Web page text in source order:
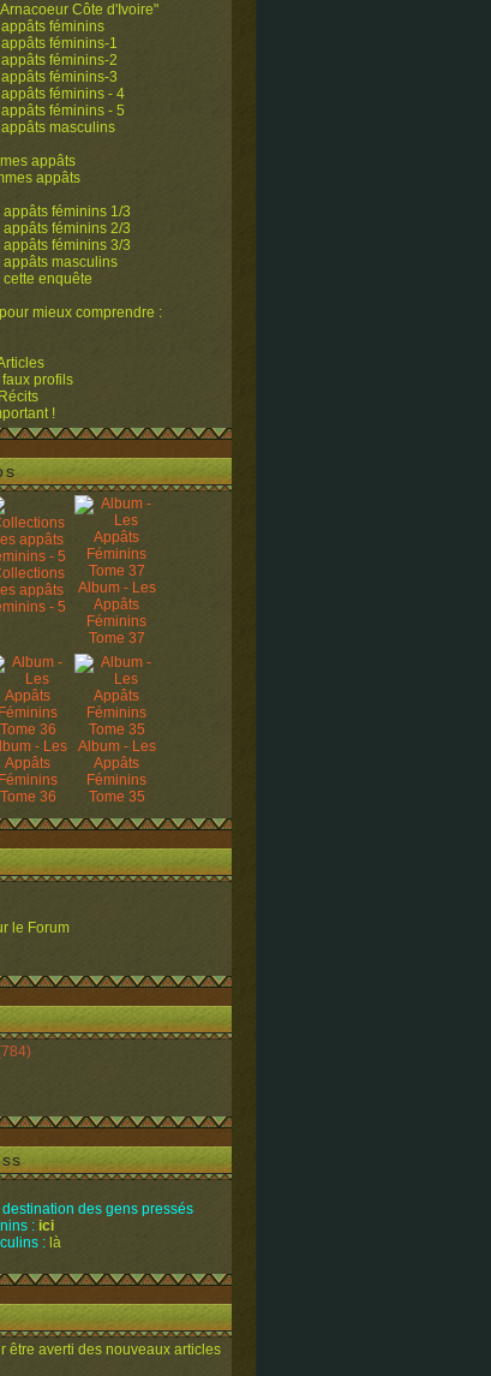
Côte d'Ivoire"
féminins
féminins-1
féminins-2
féminins-3
féminins - 4
féminins - 5
masculins
appâts
appâts
féminins 1/3
féminins 2/3
féminins 3/3
appâts masculins
cette enquête
mieux comprendre :
profils
!
appâts
- 5
Album - Les
Appâts
Féminins
Tome 37
- Les
Appâts
Féminins
Tome 36
Album - Les
Appâts
Féminins
Tome 35
le Forum
des gens pressés
: ici
: là
être averti des nouveaux articles